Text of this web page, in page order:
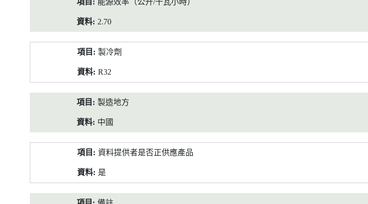
能源效率（公升/千瓦小時）
2.70
製冷劑
R32
製造地方
中國
資料提供者是否正供應產品
是